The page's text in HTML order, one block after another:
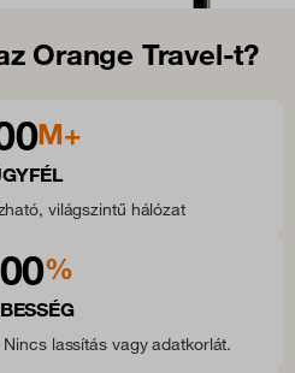
Orange Travel-t?
M+
világszintű hálózat
%
lassítás vagy adatkorlát.